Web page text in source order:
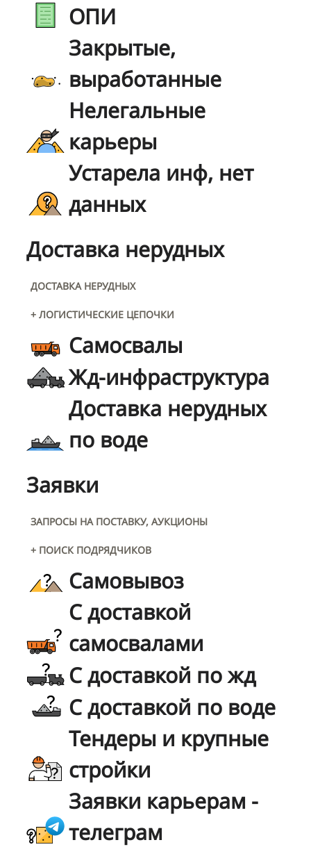
ОПИ
Закрытые,
выработанные
Нелегальные
карьеры
Устарела инф, нет
данных
Доставка нерудных
ДОСТАВКА НЕРУДНЫХ
+ ЛОГИСТИЧЕСКИЕ ЦЕПОЧКИ
Самосвалы
Жд-инфраструктура
Доставка нерудных
по воде
Заявки
ЗАПРОСЫ НА ПОСТАВКУ, АУКЦИОНЫ
+ ПОИСК ПОДРЯДЧИКОВ
Самовывоз
С доставкой
самосвалами
С доставкой по жд
С доставкой по воде
Тендеры и крупные
стройки
Заявки карьерам -
телеграм